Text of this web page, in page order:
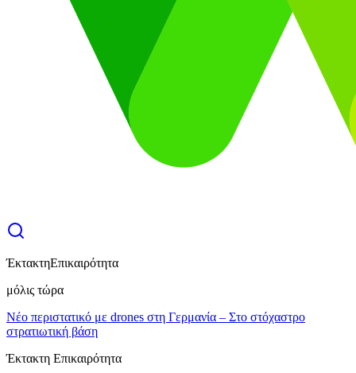
ΈκτακτηΕπικαιρότητα
μόλις τώρα
Νέο περιστατικό με drones στη Γερμανία – Στο στόχαστρο
στρατιωτική βάση
Έκτακτη Επικαιρότητα